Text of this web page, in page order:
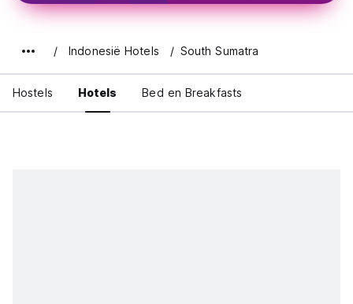
Indonesië Hotels South Sumatra
Hostels Hotels Bed en Breakfasts